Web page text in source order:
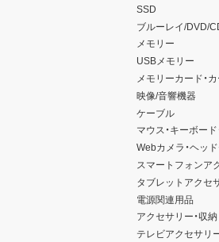
SSD
ブルーレイ/DVD/
メモリー
USBメモリー
メモリーカード・
映像/音響機器
ケーブル
マウス・キーボー
Webカメラ・ヘッ
スマートフォンア
タブレットアクセ
電源関連用品
アクセサリー・収納
テレビアクセサリ